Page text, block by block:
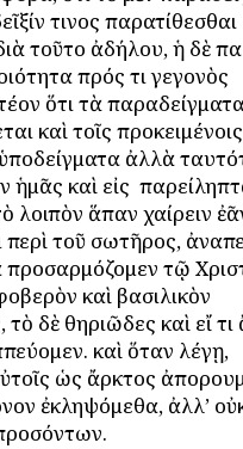
τινος
τοῦτο ἀδήλου, ἡ δὲ
πρός τι γεγονὸς
ὅτι τὰ
καὶ τοῖς
ὑποδείγματα ἀλλὰ
καὶ εἰς ὃ
λοιπὸν ἅπαν χαίρειν
περὶ τοῦ σωτῆρος,
προσαρμόζομεν τῷ
καὶ βασιλικὸν
δὲ θηριῶδες καὶ εἴ
καὶ ὅταν λέγῃ,
ὡς ἄρκτος
ἐκληψόμεθα, ἀλλ’